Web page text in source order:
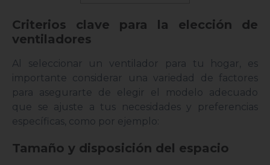
Criterios clave para la elección de
ventiladores
Al seleccionar un ventilador para tu hogar, es
importante considerar una variedad de factores
para asegurarte de elegir el modelo adecuado
que se ajuste a tus necesidades y preferencias
específicas, como por ejemplo:
Tamaño y disposición del espacio